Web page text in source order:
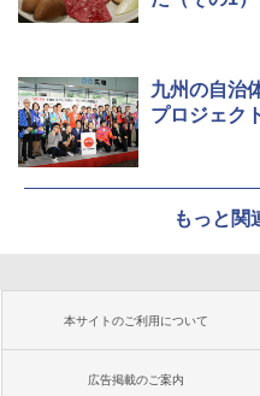
九州の自治
プロジェク
もっと関
本サイトのご利用について
広告掲載のご案内